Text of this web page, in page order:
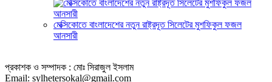
মেক্সিকোতে বাংলাদেশের নতুন রাষ্ট্রদূত সিলেটের মুশফিকুল ফজল
আনসারী
প্রকাশক ও সম্পাদক : মোঃ সিরাজুল ইসলাম
Email: sylhetersokal@gmail.com